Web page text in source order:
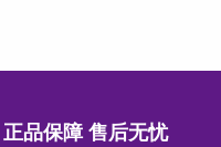
正品保障 售后无忧